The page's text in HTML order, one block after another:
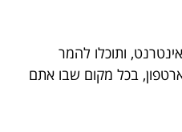
ותוכלו להמר
בכל מקום שבו אתם